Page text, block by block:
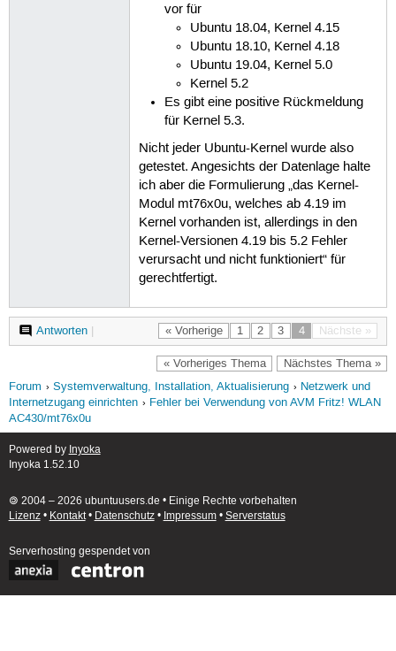
vor für
Ubuntu 18.04, Kernel 4.15
Ubuntu 18.10, Kernel 4.18
Ubuntu 19.04, Kernel 5.0
Kernel 5.2
Es gibt eine positive Rückmeldung
für Kernel 5.3.
Nicht jeder Ubuntu-Kernel wurde also
getestet. Angesichts der Datenlage halte
ich aber die Formulierung „das Kernel-
Modul mt76x0u, welches ab 4.19 im
Kernel vorhanden ist, allerdings in den
Kernel-Versionen 4.19 bis 5.2 Fehler
verursacht und nicht funktioniert“ für
gerechtfertigt.
« Vorherige 1 2 3 4 Nächste »
Antworten|
« Vorheriges Thema Nächstes Thema »
Forum Systemverwaltung, Installation, Aktualisierung
Netzwerk und
Internetzugang einrichten
Fehler bei Verwendung von AVM Fritz! WLAN
AC430/mt76x0u
Powered by Inyoka
Inyoka 1.52.10
🄯 2004 – 2026 ubuntuusers.de • Einige Rechte vorbehalten
Lizenz• Kontakt• Datenschutz• Impressum• Serverstatus
Serverhosting gespendet von